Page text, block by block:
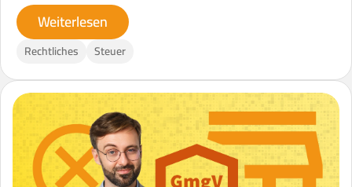
Weiterlesen
Rechtliches Steuer